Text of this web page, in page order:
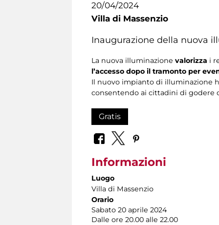
20/04/2024
Villa di Massenzio
Inaugurazione della nuova
La nuova illuminazione valorizza i
l’accesso dopo il tramonto per
Il nuovo impianto di illuminazione
consentendo ai cittadini di
Gratis
Informazioni
Luogo
Villa di Massenzio
Orario
Sabato 20 aprile 2024
Dalle ore 20.00 alle 22.00